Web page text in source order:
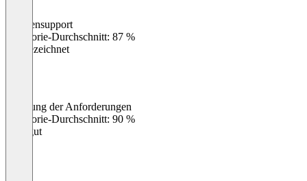
Kundensupport
Kategorie-Durchschnitt: 87 %
Ausgezeichnet
Erfüllung der Anforderungen
Kategorie-Durchschnitt: 90 %
Sehr gut